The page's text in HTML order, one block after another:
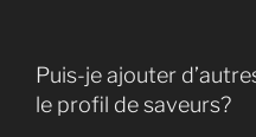
Puis-je ajouter
le profil de saveurs?